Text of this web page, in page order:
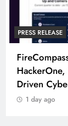
PRESS RELEASE
Driven
1 day ago